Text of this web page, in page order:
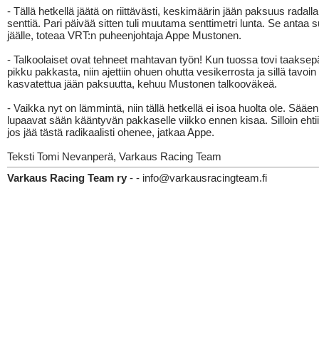
- Tällä hetkellä jäätä on riittävästi, keskimäärin jään paksuus
senttiä. Pari päivää sitten tuli muutama senttimetri lunta. Se antaa
jäälle, toteaa VRT:n puheenjohtaja Appe Mustonen.
- Talkoolaiset ovat tehneet mahtavan työn! Kun tuossa tovi
pikku pakkasta, niin ajettiin ohuen ohutta vesikerrosta ja sillä
kasvatettua jään paksuutta, kehuu Mustonen talkooväkeä.
- Vaikka nyt on lämmintä, niin tällä hetkellä ei isoa huolta ole.
lupaavat sään kääntyvän pakkaselle viikko ennen kisaa. Silloin
jos jää tästä radikaalisti ohenee, jatkaa Appe.
Teksti Tomi Nevanperä, Varkaus Racing Team
Varkaus Racing Team ry - - info@varkausracingteam.fi